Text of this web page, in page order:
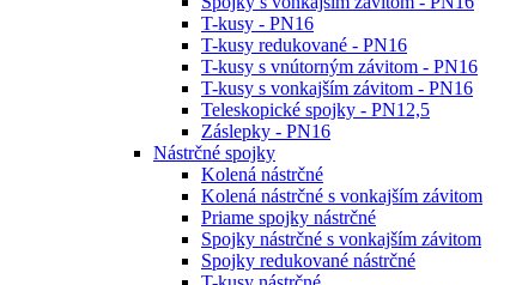
T-kusy - PN16
T-kusy redukované - PN16
T-kusy s vnútorným závitom - PN16
T-kusy s vonkajším závitom - PN16
Teleskopické spojky - PN12,5
Záslepky - PN16
Nástrčné spojky
Kolená nástrčné
Kolená nástrčné s vonkajším závitom
Priame spojky nástrčné
Spojky nástrčné s vonkajším závitom
Spojky redukované nástrčné